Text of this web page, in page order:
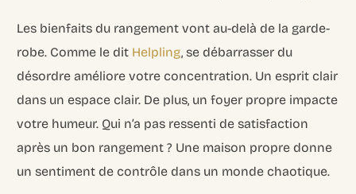
Les bienfaits du rangement vont au-delà de la garde-
robe. Comme le dit Helpling, se débarrasser du
désordre améliore votre concentration. Un esprit clair
dans un espace clair. De plus, un foyer propre impacte
votre humeur. Qui n’a pas ressenti de satisfaction
après un bon rangement ? Une maison propre donne
un sentiment de contrôle dans un monde chaotique.